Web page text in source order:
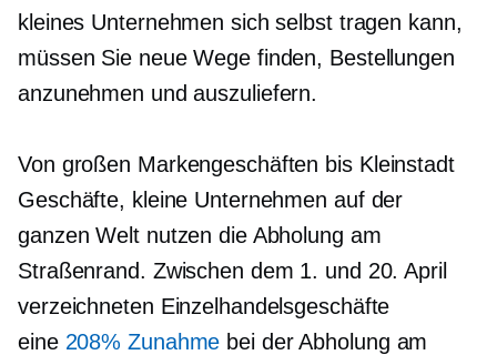
kleines Unternehmen sich selbst tragen kann,
müssen Sie neue Wege finden, Bestellungen
anzunehmen und auszuliefern.
Von großen Markengeschäften bis Kleinstadt
Geschäfte, kleine Unternehmen auf der
ganzen Welt nutzen die Abholung am
Straßenrand. Zwischen dem 1. und 20. April
verzeichneten Einzelhandelsgeschäfte
eine 208% Zunahme bei der Abholung am